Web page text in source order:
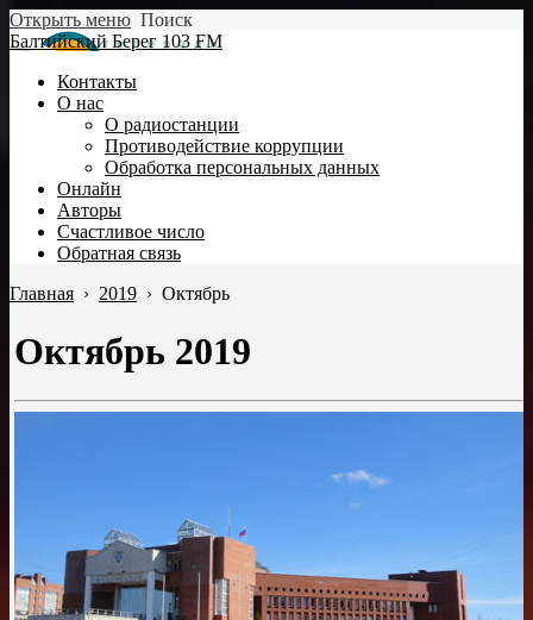
Открыть меню Поиск
Балтийский Берег 103 FM
Контакты
О нас
О радиостанции
Противодействие коррупции
Обработка персональных данных
Онлайн
Авторы
Счастливое число
Обратная связь
Главная › 2019 › Октябрь
Октябрь 2019